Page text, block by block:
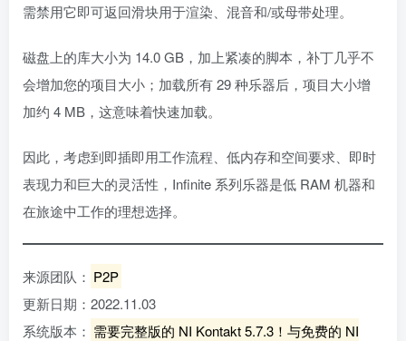
需禁用它即可返回滑块用于渲染、混音和/或母带处理。
磁盘上的库大小为 14.0 GB，加上紧凑的脚本，补丁几乎不
会增加您的项目大小；加载所有 29 种乐器后，项目大小增
加约 4 MB，这意味着快速加载。
因此，考虑到即插即用工作流程、低内存和空间要求、即时
表现力和巨大的灵活性，Infinite 系列乐器是低 RAM 机器和
在旅途中工作的理想选择。
来源团队： P2P
更新日期：2022.11.03
系统版本： 需要完整版的 NI Kontakt 5.7.3！与免费的 NI